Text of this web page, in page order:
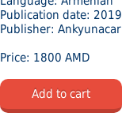
Publication date: 2019
Publisher: Ankyunacar
Price: 1800 AMD
Add to cart